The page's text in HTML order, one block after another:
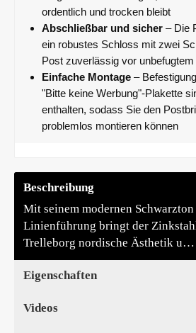
ordentlich und trocken bleibt
Abschließbar und sicher – Die
ein robustes Schloss mit zwei
Post zuverlässig vor
Einfache Montage –
"Bitte keine Werbung"-Plakette
enthalten, sodass Sie den
problemlos montieren können
Beschreibung
Mit seinem modernen
Linienführung bringt der
Trelleborg nordische Ästhetik u…
Eigenschaften
Videos